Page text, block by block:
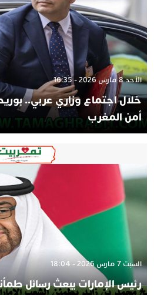
الأحد 8 مارس 2026 - 16:35
خلال اجتماع وزاري عربي..
أمن المغرب
السبت 7 مارس 2026 - 18:04
رئيس الإمارات يبعث رسائل